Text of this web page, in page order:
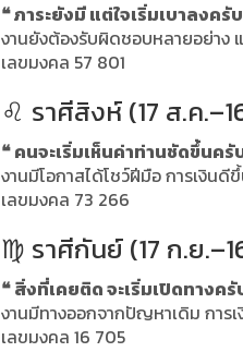
❝ ภาระยังมี แต่ใจเริ่มเบาลงครั
งานยังต้องรับผิดชอบหลายอย่าง
เลขมงคล 57 801
♌ ราศีสิงห์ (17 ส.ค
❝ คนจะเริ่มเห็นค่าท่านชัดขึ้นครั
งานมีโอกาสได้โชว์ฝีมือ การเงิน
เลขมงคล 73 266
♍ ราศีกันย์ (17 ก.ย
❝ สิ่งที่เคยติด จะเริ่มเปิดทางครั
งานมีทางออกจากปัญหาเดิม การ
เลขมงคล 16 705